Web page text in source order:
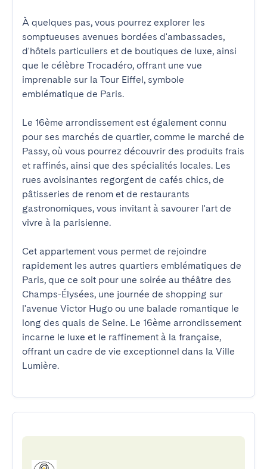
À quelques pas, vous pourrez explorer les
somptueuses avenues bordées d'ambassades,
d'hôtels particuliers et de boutiques de luxe, ainsi
que le célèbre Trocadéro, offrant une vue
imprenable sur la Tour Eiffel, symbole
emblématique de Paris.
Le 16ème arrondissement est également connu
pour ses marchés de quartier, comme le marché de
Passy, où vous pourrez découvrir des produits frais
et raffinés, ainsi que des spécialités locales. Les
rues avoisinantes regorgent de cafés chics, de
pâtisseries de renom et de restaurants
gastronomiques, vous invitant à savourer l'art de
vivre à la parisienne.
Cet appartement vous permet de rejoindre
rapidement les autres quartiers emblématiques de
Paris, que ce soit pour une soirée au théâtre des
Champs-Élysées, une journée de shopping sur
l'avenue Victor Hugo ou une balade romantique le
long des quais de Seine. Le 16ème arrondissement
incarne le luxe et le raffinement à la française,
offrant un cadre de vie exceptionnel dans la Ville
Lumière.